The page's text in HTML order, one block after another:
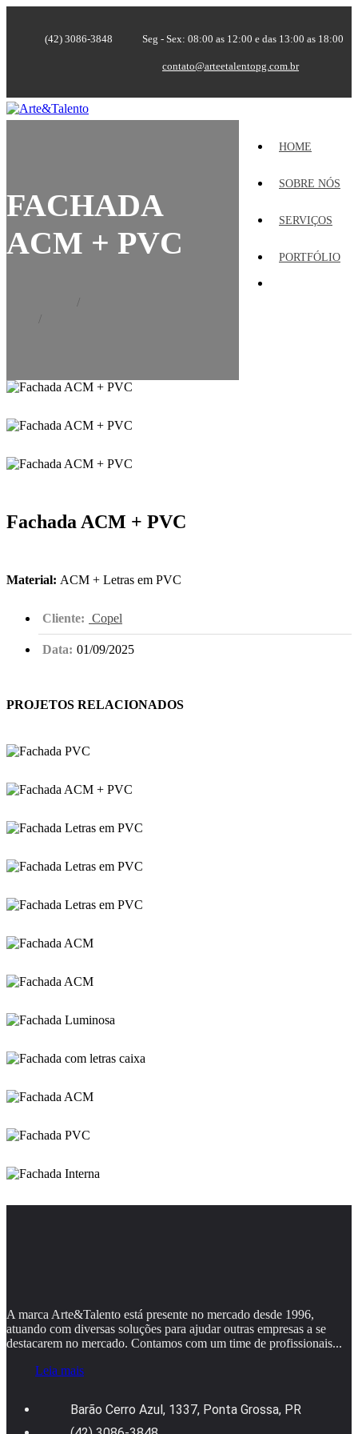
(42) 3086-3848 Seg - Sex: 08:00 as 12:00 e das 13:00 as 18:00
contato@arteetalentopg.com.br
HOME
SOBRE NÓS
SERVIÇOS
PORTFÓLIO
FACHADA
ACM + PVC
Fachada ACM + PVC
Material: ACM + Letras em PVC
Cliente: Copel
Data: 01/09/2025
PROJETOS RELACIONADOS
A marca Arte&Talento está presente no mercado desde 1996,
atuando com diversas soluções para ajudar outras empresas a se
destacarem no mercado. Contamos com um time de profissionais...
Leia mais
Barão Cerro Azul, 1337, Ponta Grossa, PR